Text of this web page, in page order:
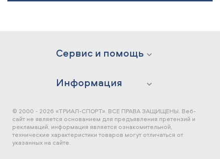
Сервис и помощь
Информация
© 2000 - 2026 «ТРИАЛ-СПОРТ». ВСЕ ПРАВА ЗАЩИЩЕНЫ. Веб-
сайт не является основанием для предъявления претензий и
рекламаций, информация является ознакомительной,
технические характеристики товаров могут отличаться от
указанных на сайте.